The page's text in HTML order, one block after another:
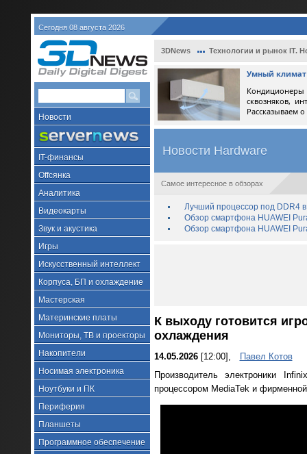
Сегодня 08 августа 2026
Новости
IT-финансы
Offсянка
Аналитика
Видеокарты
Звук и акустика
Игры
Искусственный интеллект
Корпуса, БП и охлаждение
Мастерская
Материнские платы
Мониторы, ТВ и проекторы
Накопители
Носимая электроника
Ноутбуки и ПК
Периферия
Планшеты
Программное обеспечение
3DNews Технологии и рынок IT.
Умный климат
Кондиционеры
сквозняков,
Рассказываем
Новости Hardware
Самое интересное в обзорах
Лучший процессор под DDR4
Обзор смартфона HUAWEI
Обзор смартфона HUAWEI
К выходу готовится
охлаждения
14.05.2026[12:00],
Павел Котов
Производитель электроники
процессором MediaTek и